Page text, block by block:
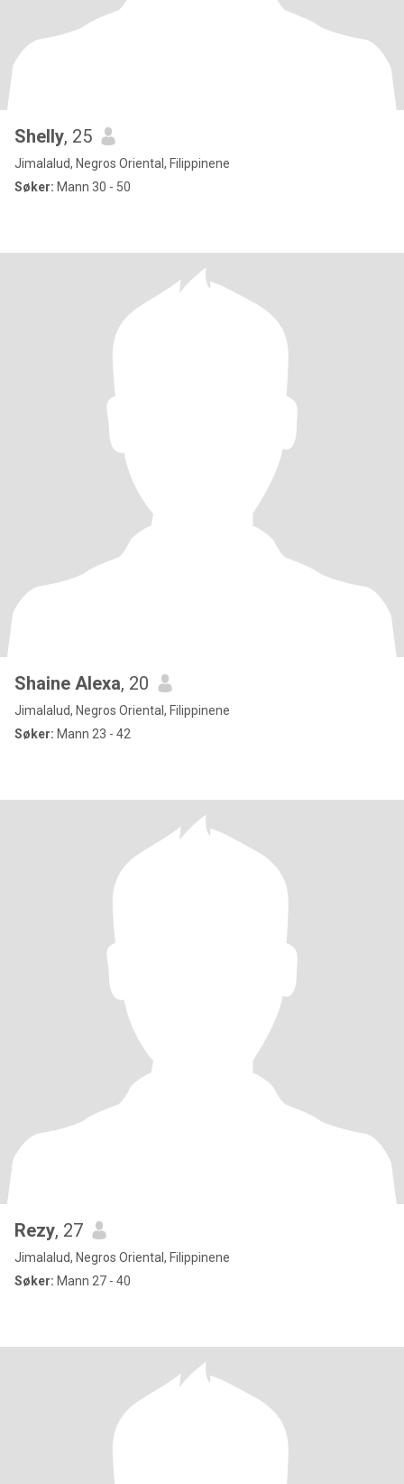
Shelly, 25
Jimalalud, Negros Oriental, Filippinene
Søker: Mann 30 - 50
Shaine Alexa, 20
Jimalalud, Negros Oriental, Filippinene
Søker: Mann 23 - 42
Rezy, 27
Jimalalud, Negros Oriental, Filippinene
Søker: Mann 27 - 40